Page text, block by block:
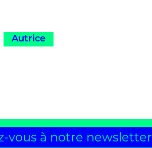
Autrice
vous à notre newsletter